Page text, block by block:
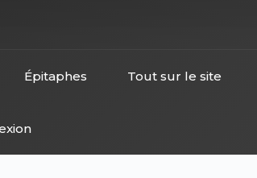
Épitaphes Tout sur le site